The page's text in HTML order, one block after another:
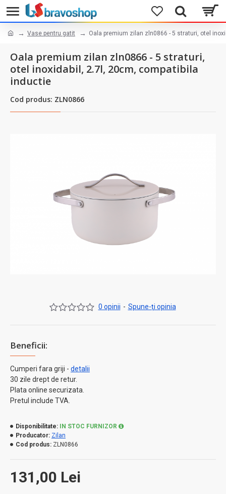
Vase pentru gatit Oala premium zilan zln0866 - 5 straturi, otel
Oala premium zilan zln0866 - 5 straturi,
otel inoxidabil, 2.7l, 20cm, compatibila
inductie
Cod produs: ZLN0866
Beneficii:
Cumperi fara griji - detalii
30 zile drept de retur.
Plata online securizata.
Pretul include TVA.
0 opinii - Spune-ţi opinia
131,00 Lei
Disponibilitate:
IN STOC FURNIZOR
Producator: Zilan
Cod produs: ZLN0866